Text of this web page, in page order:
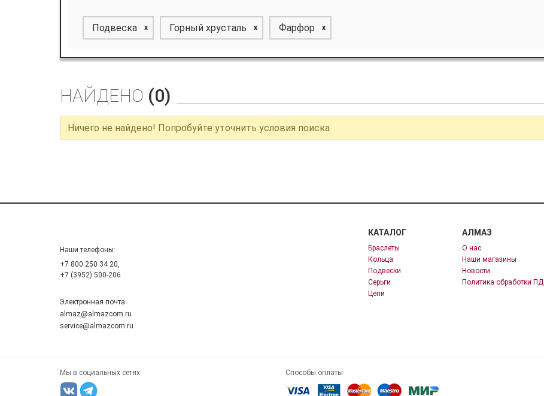
Подвеска x Горный хрусталь x Фарфор x
НАЙДЕНО (0)
Ничего не найдено! Попробуйте уточнить условия поиска
Наши телефоны:
+7 800 250 34 20,
+7 (3952) 500-206
Электронная почта:
almaz@almazcom.ru
service@almazcom.ru
КАТАЛОГ
Браслеты
Кольца
Подвески
Серьги
Цепи
АЛМАЗ
О нас
Наши магазины
Новости
Политика обработки ПД
Мы в социальных сетях: Способы оплаты